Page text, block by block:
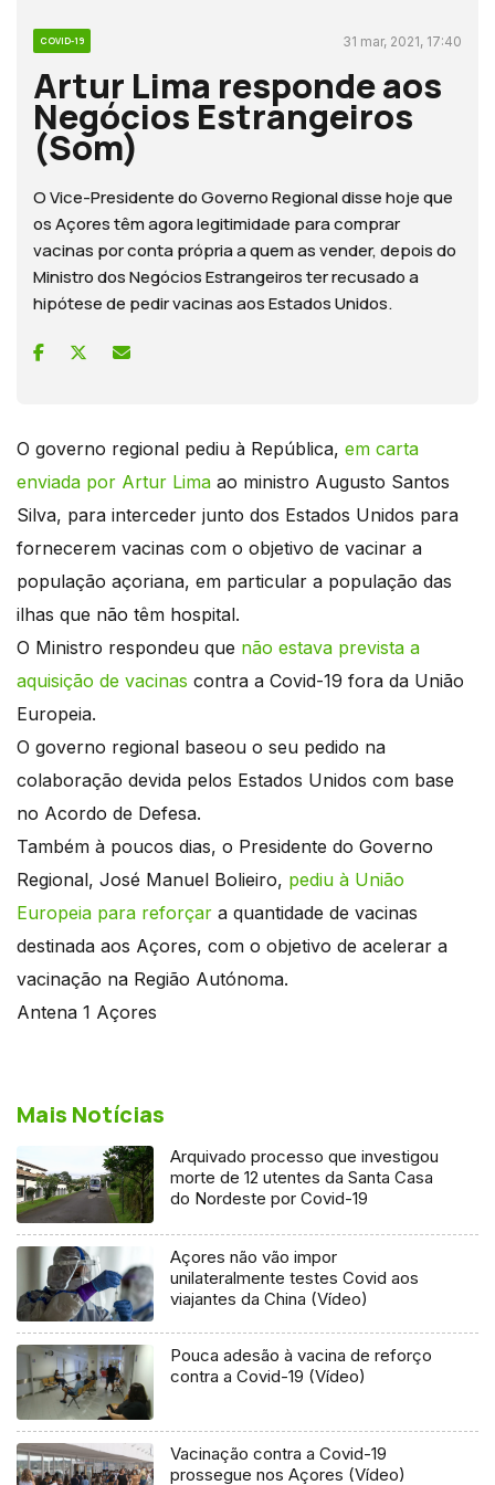
COVID-19 31 mar, 2021, 17:40
Artur Lima responde aos
Negócios Estrangeiros
(Som)
O Vice-Presidente do Governo Regional disse hoje que
os Açores têm agora legitimidade para comprar
vacinas por conta própria a quem as vender, depois do
Ministro dos Negócios Estrangeiros ter recusado a
hipótese de pedir vacinas aos Estados Unidos.
O governo regional pediu à República, em carta
enviada por Artur Lima ao ministro Augusto Santos
Silva, para interceder junto dos Estados Unidos para
fornecerem vacinas com o objetivo de vacinar a
população açoriana, em particular a população das
ilhas que não têm hospital.
O Ministro respondeu que não estava prevista a
aquisição de vacinas contra a Covid-19 fora da União
Europeia.
O governo regional baseou o seu pedido na
colaboração devida pelos Estados Unidos com base
no Acordo de Defesa.
Também à poucos dias, o Presidente do Governo
Regional, José Manuel Bolieiro, pediu à União
Europeia para reforçar a quantidade de vacinas
destinada aos Açores, com o objetivo de acelerar a
vacinação na Região Autónoma.
Antena 1 Açores
Mais Notícias
Arquivado processo que investigou
morte de 12 utentes da Santa Casa
do Nordeste por Covid-19
Açores não vão impor
unilateralmente testes Covid aos
viajantes da China (Vídeo)
Pouca adesão à vacina de reforço
contra a Covid-19 (Vídeo)
Vacinação contra a Covid-19
prossegue nos Açores (Vídeo)